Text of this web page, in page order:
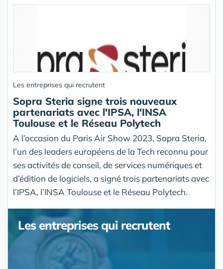
Les entreprises qui recrutent
Sopra Steria signe trois nouveaux
partenariats avec l'IPSA, l'INSA
Toulouse et le Réseau Polytech
A l’occasion du Paris Air Show 2023, Sopra Steria,
l’un des leaders européens de la Tech reconnu pour
ses activités de conseil, de services numériques et
d’édition de logiciels, a signé trois partenariats avec
l’IPSA, l’INSA Toulouse et le Réseau Polytech.
Les entreprises qui recrutent